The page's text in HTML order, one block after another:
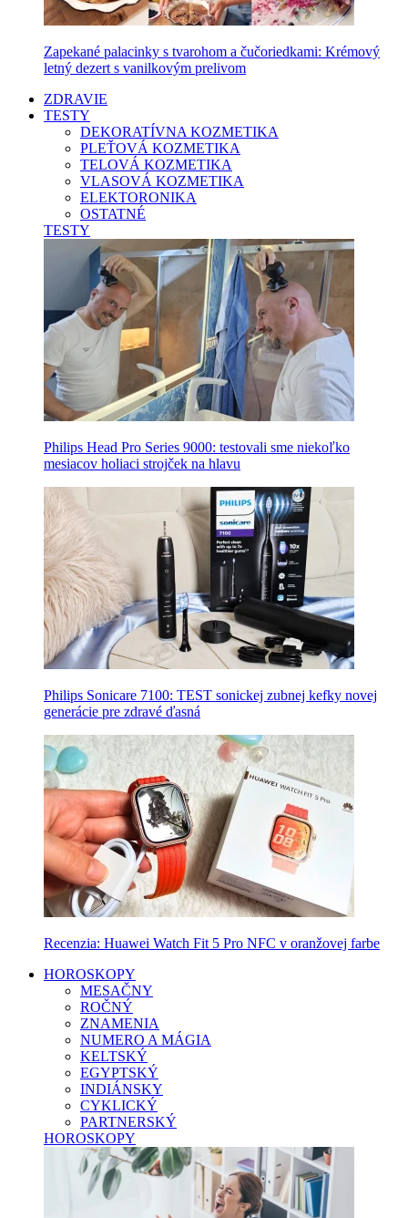
Zapekané palacinky s tvarohom a čučoriedkami: Krémový
letný dezert s vanilkovým prelivom
ZDRAVIE
TESTY
DEKORATÍVNA KOZMETIKA
PLEŤOVÁ KOZMETIKA
TELOVÁ KOZMETIKA
VLASOVÁ KOZMETIKA
ELEKTORONIKA
OSTATNÉ
TESTY
Philips Head Pro Series 9000: testovali sme niekoľko
mesiacov holiaci strojček na hlavu
Philips Sonicare 7100: TEST sonickej zubnej kefky novej
generácie pre zdravé ďasná
Recenzia: Huawei Watch Fit 5 Pro NFC v oranžovej farbe
HOROSKOPY
MESAČNY
ROČNÝ
ZNAMENIA
NUMERO A MÁGIA
KELTSKÝ
EGYPTSKÝ
INDIÁNSKY
CYKLICKÝ
PARTNERSKÝ
HOROSKOPY